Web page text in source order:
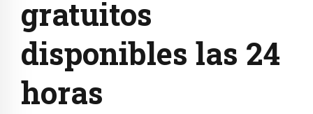
gratuitos
disponibles las 24
horas